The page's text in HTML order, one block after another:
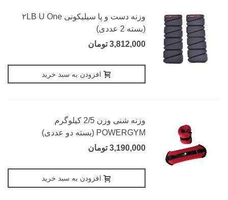
وزنه دست و پا سیلیکونی ۲LB U One
(بسته 2 عددی)
3,812,000 تومان
افزودن به سبد خرید
وزنه شنی وزن 2/5 کیلوگرم
POWERGYM (بسته دو عددی)
3,190,000 تومان
افزودن به سبد خرید